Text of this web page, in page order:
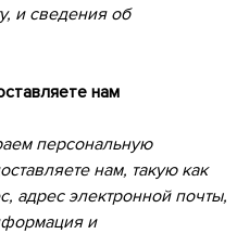
и сведения об
нам
персональную
нам, такую как
адрес электронной почты,
и